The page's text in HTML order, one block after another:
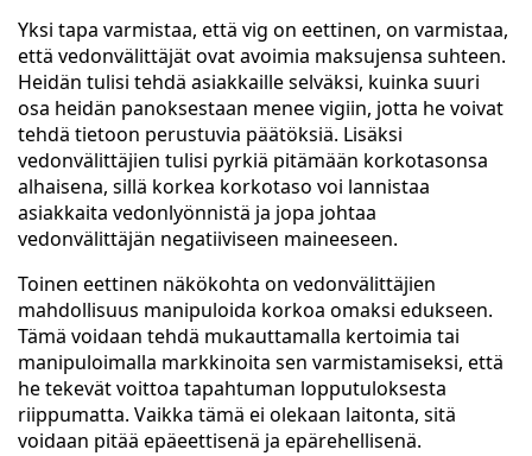
Yksi tapa varmistaa, että vig on eettinen, on varmistaa,
että vedonvälittäjät ovat avoimia maksujensa suhteen.
Heidän tulisi tehdä asiakkaille selväksi, kuinka suuri
osa heidän panoksestaan menee vigiin, jotta he voivat
tehdä tietoon perustuvia päätöksiä. Lisäksi
vedonvälittäjien tulisi pyrkiä pitämään korkotasonsa
alhaisena, sillä korkea korkotaso voi lannistaa
asiakkaita vedonlyönnistä ja jopa johtaa
vedonvälittäjän negatiiviseen maineeseen.
Toinen eettinen näkökohta on vedonvälittäjien
mahdollisuus manipuloida korkoa omaksi edukseen.
Tämä voidaan tehdä mukauttamalla kertoimia tai
manipuloimalla markkinoita sen varmistamiseksi, että
he tekevät voittoa tapahtuman lopputuloksesta
riippumatta. Vaikka tämä ei olekaan laitonta, sitä
voidaan pitää epäeettisenä ja epärehellisenä.